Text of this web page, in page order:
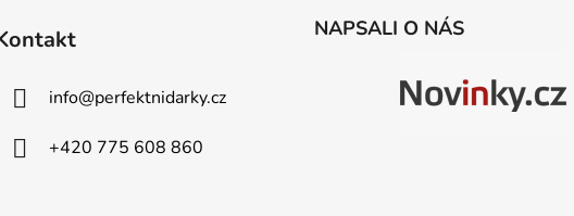
info@perfektnidarky.cz
+420 775 608 860
NAPSALI O NÁS